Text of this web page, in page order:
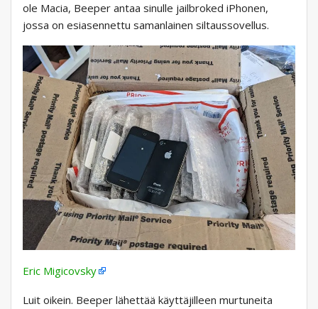
ole Macia, Beeper antaa sinulle jailbroked iPhonen,
jossa on esiasennettu samanlainen siltaussovellus.
Eric Migicovsky
Luit oikein. Beeper lähettää käyttäjilleen murtuneita